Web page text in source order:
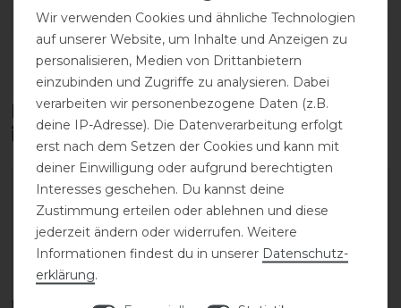
DETAILS ZUR PRODUKTSICHERHEIT
Diese Produkte könnten dich auch
interessieren
-20%
Wir verwenden Cookies und ähnliche Technologien
auf unserer Website, um Inhalte und Anzeigen zu
personalisieren, Medien von Drittanbietern
einzubinden und Zugriffe zu analysieren. Dabei
verarbeiten wir personenbezogene Daten (z.B.
deine IP-Adresse). Die Datenverarbeitung erfolgt
erst nach dem Setzen der Cookies und kann mit
deiner Einwilligung oder aufgrund berechtigten
Interesses geschehen. Du kannst deine
Zustimmung erteilen oder ablehnen und diese
jederzeit ändern oder widerrufen. Weitere
Informationen findest du in unserer Daten­schutz­
erklärung.